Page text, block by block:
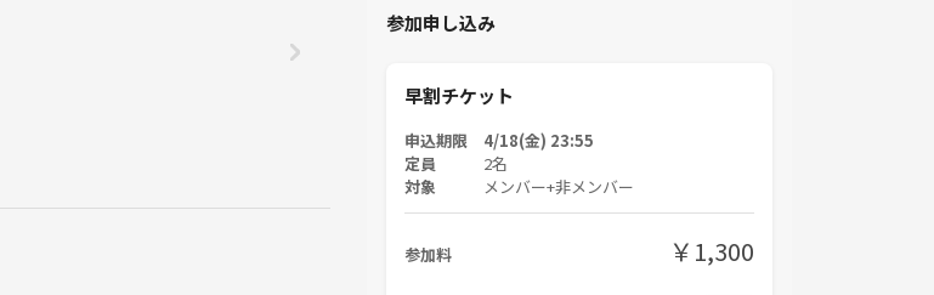
参加申し込み
早割チケット
申込期限 4/18(金) 23:55
定員 2名
対象 メンバー+非メンバー
参加料 ￥1,300